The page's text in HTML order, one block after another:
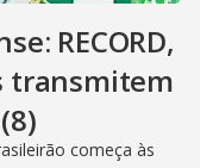
RECORD,
transmitem
começa às